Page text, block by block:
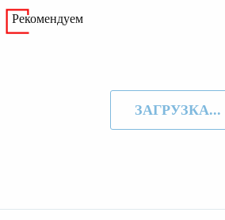
Рекомендуем
ЗАГРУЗКА...